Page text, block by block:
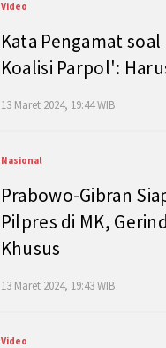
Video
Kata Pengamat
Koalisi Parpol':
13 Maret 2024, 19:44 WIB
Nasional
Prabowo-Gibran
Pilpres di MK,
Khusus
13 Maret 2024, 19:43 WIB
Video